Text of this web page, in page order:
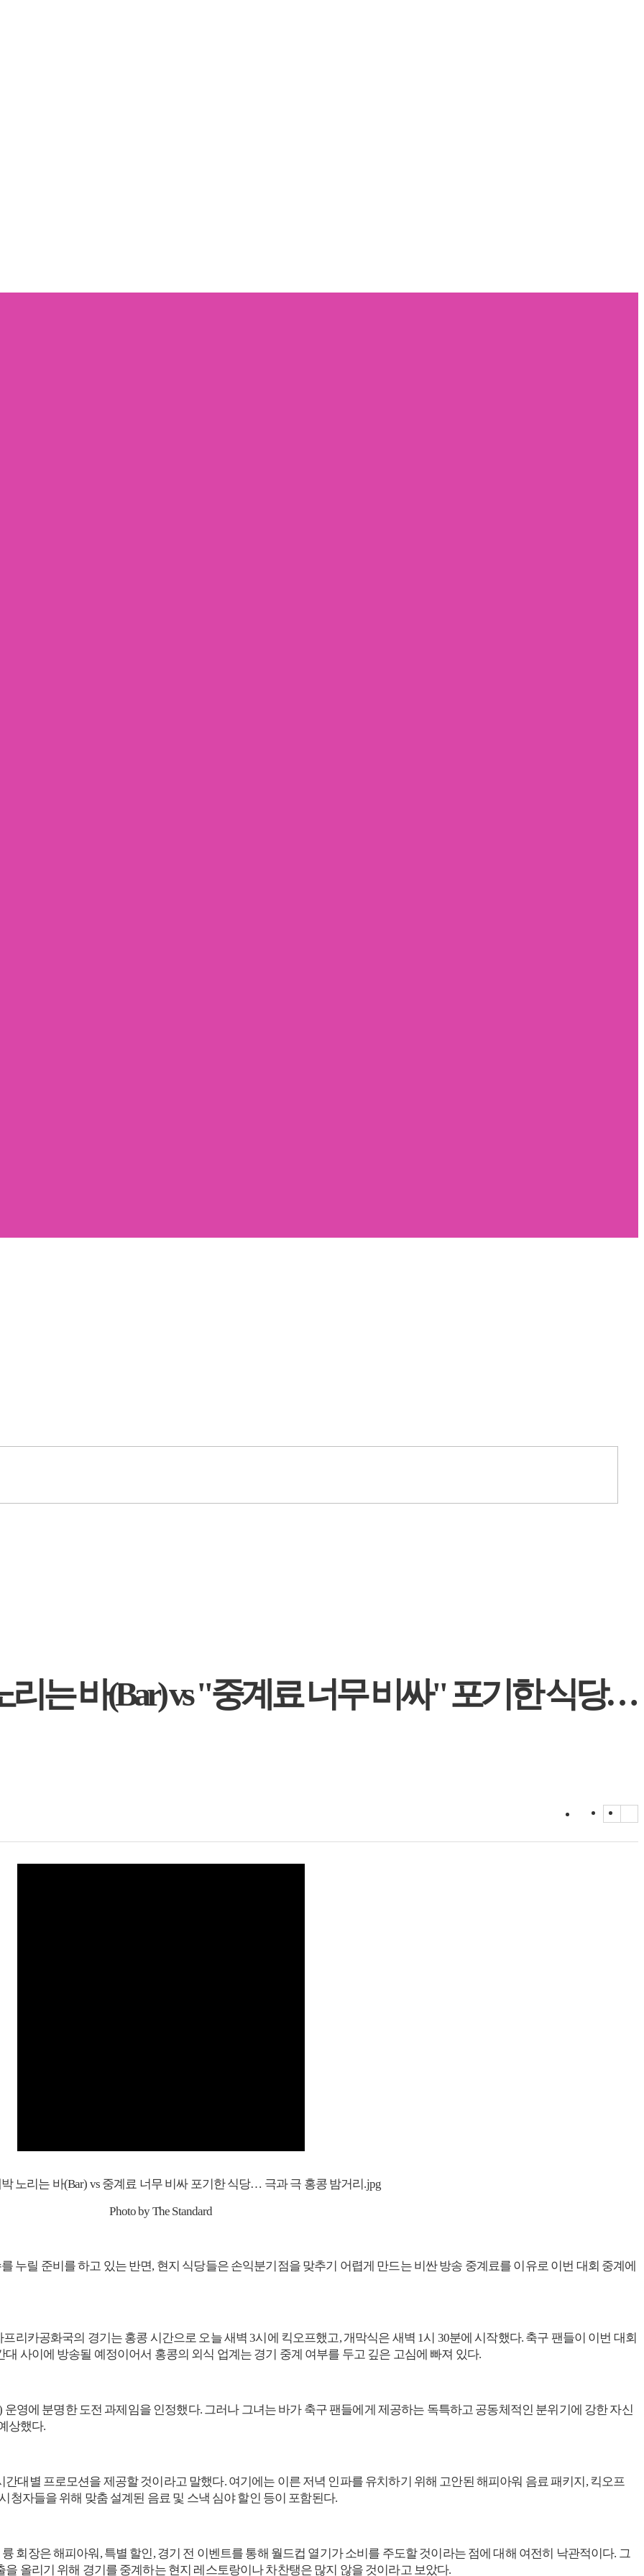
리는 바(Bar) vs "중계료 너무 비싸" 포기한 식당…
Photo by The Standard
누릴 준비를 하고 있는 반면, 현지 식당들은 손익분기점을 맞추기 어렵게 만드는 비싼 방송 중계료를 이유로 이번 대회 중계에
리카공화국의 경기는 홍콩 시간으로 오늘 새벽 3시에 킥오프했고, 개막식은 새벽 1시 30분에 시작했다. 축구 팬들이 이번 대회
사이에 방송될 예정이어서 홍콩의 외식 업계는 경기 중계 여부를 두고 깊은 고심에 빠져 있다.
영에 분명한 도전 과제임을 인정했다. 그러나 그녀는 바가 축구 팬들에게 제공하는 독특하고 공동체적인 분위기에 강한 자신
상했다.
대별 프로모션을 제공할 것이라고 말했다. 여기에는 이른 저녁 인파를 유치하기 위해 고안된 해피아워 음료 패키지, 킥오프
청자들을 위해 맞춤 설계된 음료 및 스낵 심야 할인 등이 포함된다.
륭 회장은 해피아워, 특별 할인, 경기 전 이벤트를 통해 월드컵 열기가 소비를 주도할 것이라는 점에 대해 여전히 낙관적이다. 그
올리기 위해 경기를 중계하는 현지 레스토랑이나 차찬탱은 많지 않을 것이라고 보았다.